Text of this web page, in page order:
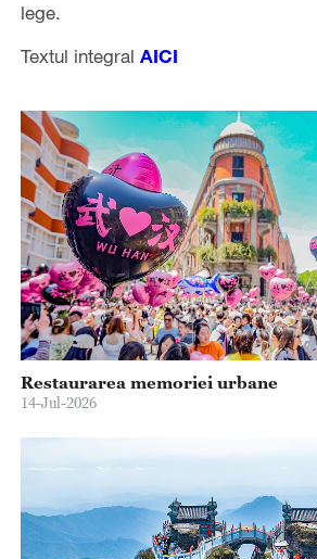
lege.
Textul integral AICI
Restaurarea memoriei urbane
14-Jul-2026